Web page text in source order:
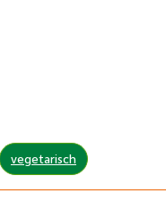
vegetarisch